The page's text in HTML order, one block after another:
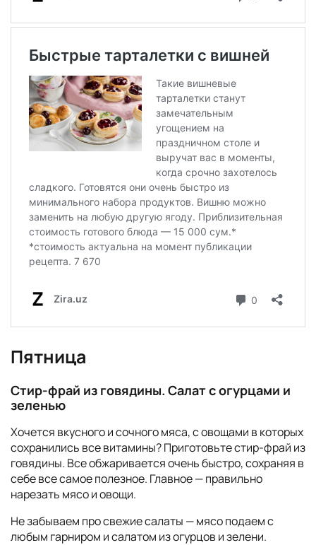
Пятница
Стир-фрай из говядины. Салат с огурцами и
зеленью
Хочется вкусного и сочного мяса, с овощами в которых
сохранились все витамины? Приготовьте стир-фрай из
говядины. Все обжаривается очень быстро, сохраняя в
себе все самое полезное. Главное — правильно
нарезать мясо и овощи.
Не забываем про свежие салаты — мясо подаем с
любым гарниром и салатом из огурцов и зелени.